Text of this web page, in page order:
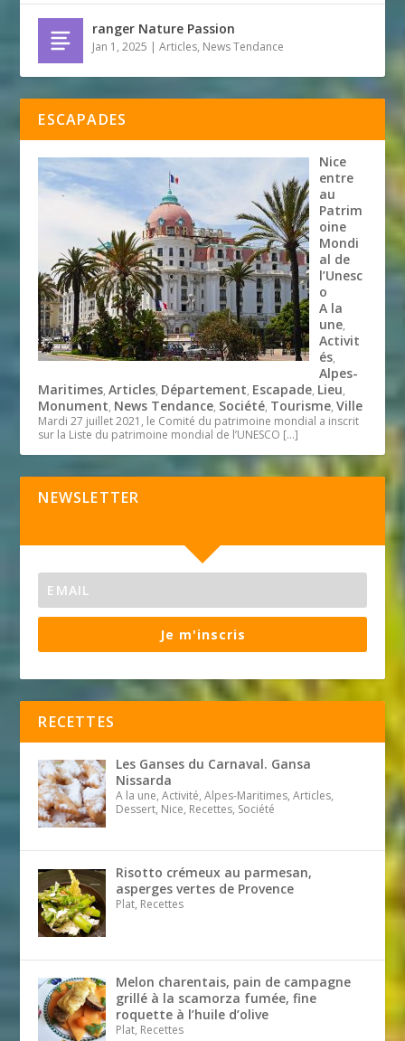
ranger Nature Passion
Jan 1, 2025 |Articles, News Tendance
ESCAPADES
Nice
entre
au
Patrim
oine
Mondi
al de
l’Unesc
o
A la
une,
Activit
és,
Alpes-
Maritimes,Articles, Département, Escapade, Lieu,
Monument, News Tendance, Société, Tourisme,Ville
Mardi 27 juillet 2021, le Comité du patrimoine mondial a inscrit
sur la Liste du patrimoine mondial de l’UNESCO […]
NEWSLETTER
Je m'inscris
RECETTES
Les Ganses du Carnaval. Gansa
Nissarda
A la une, Activité, Alpes-Maritimes, Articles,
Dessert, Nice, Recettes, Société
Risotto crémeux au parmesan,
asperges vertes de Provence
Plat, Recettes
Melon charentais, pain de campagne
grillé à la scamorza fumée, fine
roquette à l’huile d’olive
Plat, Recettes